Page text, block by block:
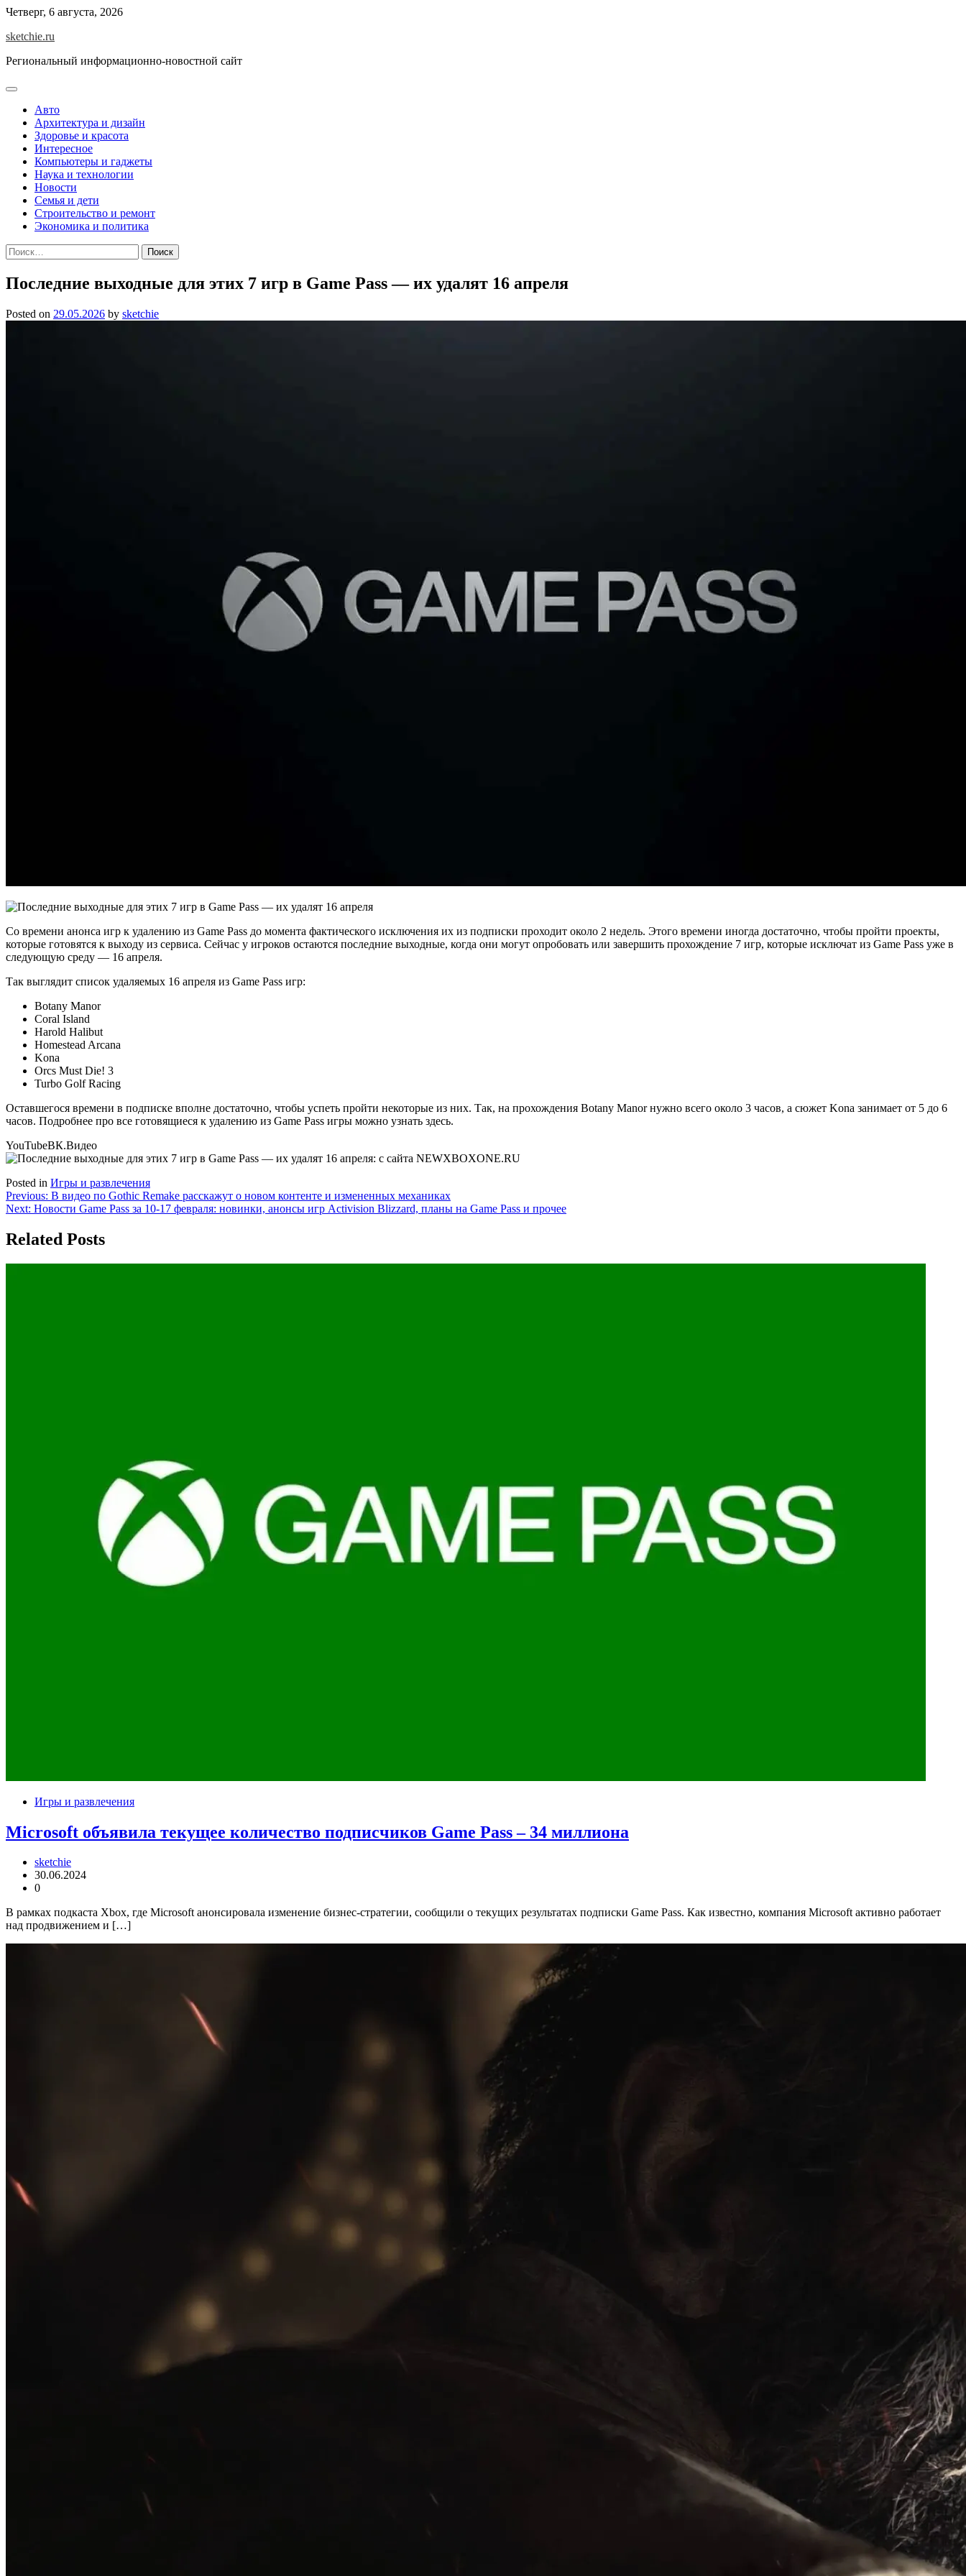
Skip
content
Четверг, 6 августа, 2026
sketchie.ru
Региональный информационно-новостной сайт
Авто
Архитектура и дизайн
Здоровье и красота
Интересное
Компьютеры и гаджеты
Наука и технологии
Новости
Семья и дети
Строительство и ремонт
Экономика и политика
Найти:
Последние выходные для этих 7 игр в Game Pass — их удалят 16 апреля
Posted on 29.05.2026 by sketchie
Со времени анонса игр к удалению из Game Pass до момента фактического исключения их из подписки проходит около 2 недель. Этого времени иногда достаточно, чтобы пройти проекты,
которые готовятся к выходу из сервиса. Сейчас у игроков остаются последние выходные, когда они могут опробовать или завершить прохождение 7 игр, которые исключат из Game Pass уже в
следующую среду — 16 апреля.
Так выглядит список удаляемых 16 апреля из Game Pass игр:
Botany Manor
Coral Island
Harold Halibut
Homestead Arcana
Kona
Orcs Must Die! 3
Turbo Golf Racing
Оставшегося времени в подписке вполне достаточно, чтобы успеть пройти некоторые из них. Так, на прохождения Botany Manor нужно всего около 3 часов, а сюжет Kona занимает от 5 до 6
часов. Подробнее про все готовящиеся к удалению из Game Pass игры можно узнать здесь.
YouTubeВК.Видео
Posted in Игры и развлечения
Навигация
по
записям
Previous: В видео по Gothic Remake расскажут о новом контенте и измененных механиках
Next: Новости Game Pass за 10-17 февраля: новинки, анонсы игр Activision Blizzard, планы на Game Pass и прочее
Related Posts
Игры и развлечения
Microsoft объявила текущее количество подписчиков Game Pass – 34 миллиона
sketchie
30.06.2024
0
В рамках подкаста Xbox, где Microsoft анонсировала изменение бизнес-стратегии, сообщили о текущих результатах подписки Game Pass. Как известно, компания Microsoft активно работает
над продвижением и […]